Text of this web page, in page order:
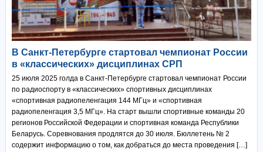
В Санкт-Петербурге стартовал чемпионат России
в «классических» дисциплинах СРП
25 июля 2025 голда в Санкт-Петербурге стартовал чемпионат России
по радиоспорту в «классических» спортивных дисциплинах
«спортивная радиопеленгация 144 МГц» и «спортивная
радиопеленгация 3,5 МГц». На старт вышли спортивные команды 20
регионов Российской Федерации и спортивная команда Республики
Беларусь. Соревнования продлятся до 30 июля. Бюллетень № 2
содержит информацию о том, как добраться до места проведения […]